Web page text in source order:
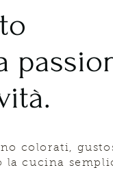
colorati,
la cucina